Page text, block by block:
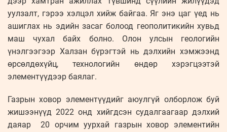
уулзалт, гэрээ хэлцэл хийж байгаа. Яг энэ цаг үед нь
ашиглах нь эдийн засаг болоод геополитикийн хувьд
маш чухал байх болно. Олон улсын геологийн
үнэлгээгээр Халзан бүрэгтэй нь дэлхийн хэмжээнд
өрсөлдөхүйц, технологийн өндөр хэрэгцээтэй
элементүүдээр баялаг.
Газрын ховор элементүүдийг аюулгүй олборлож буй
жишээнүүд 2022 онд хийгдсэн судалгаагаар дэлхий
даяар 20 орчим уурхай газрын ховор элементийн